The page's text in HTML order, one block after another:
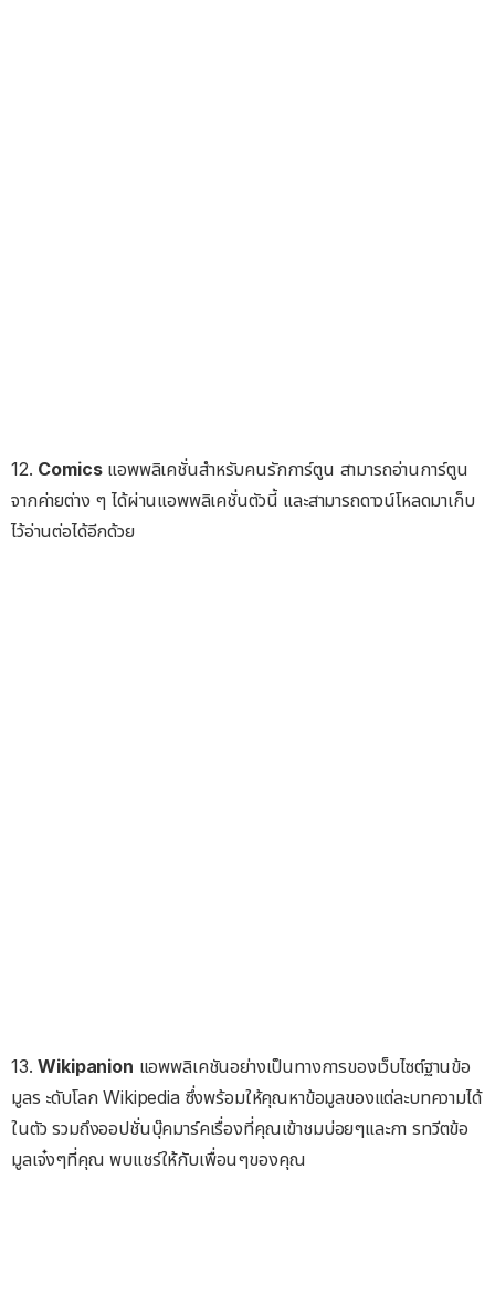
12. Comicsแอพพลิเคชั่นสำหรับคนรักการ์ตูน สามารถอ่านการ์ตูน
จากค่ายต่าง ๆ ได้ผ่านแอพพลิเคชั่นตัวนี้ และสามารถดาวน์โหลดมาเก็บ
ไว้อ่านต่อได้อีกด้วย
13.Wikipanion แอพพลิเคชันอย่างเป็นทางการของเว็บไซต์ฐานข้อ
มูลร ะดับโลก Wikipedia ซึ่งพร้อมให้คุณหาข้อมูลของแต่ละบทความได้
ในตัว รวมถึงออปชั่นบุ๊คมาร์คเรื่องที่คุณเข้าชมบ่อยๆและกา รทวีตข้อ
มูลเจ๋งๆที่คุณ พบแชร์ให้กับเพื่อนๆของคุณ